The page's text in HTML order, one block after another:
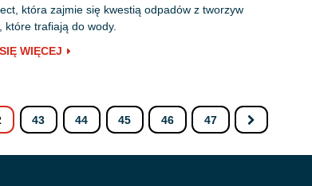
która zajmie się kwestią odpadów z tworzyw
które trafiają do wody.
WIĘCEJ
43 44 45 46 47